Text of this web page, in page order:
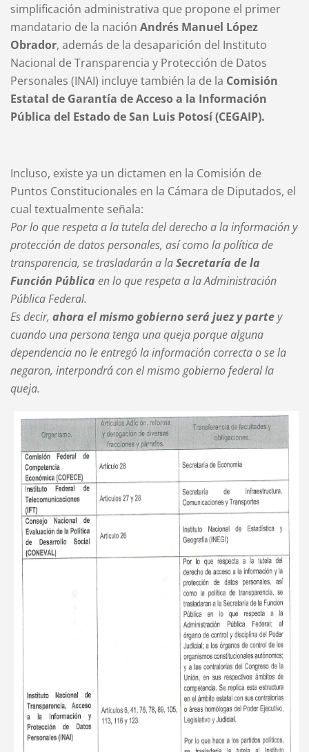
simplificación administrativa que propone el primer
mandatario de la nación Andrés Manuel López
Obrador, además de la desaparición del Instituto
Nacional de Transparencia y Protección de Datos
Personales (INAI) incluye también la de la Comisión
Estatal de Garantía de Acceso a la Información
Pública del Estado de San Luis Potosí (CEGAIP).
Incluso, existe ya un dictamen en la Comisión de
Puntos Constitucionales en la Cámara de Diputados, el
cual textualmente señala:
Por lo que respeta a la tutela del derecho a la información y
protección de datos personales, así como la política de
transparencia, se trasladarán a laSecretaría de la
Función Pública en lo que respeta a la Administración
Pública Federal.
Es decir, ahora el mismo gobierno será juez y partey
cuando una persona tenga una queja porque alguna
dependencia no le entregó la información correcta o se la
negaron, interpondrá con el mismo gobierno federal la
queja.